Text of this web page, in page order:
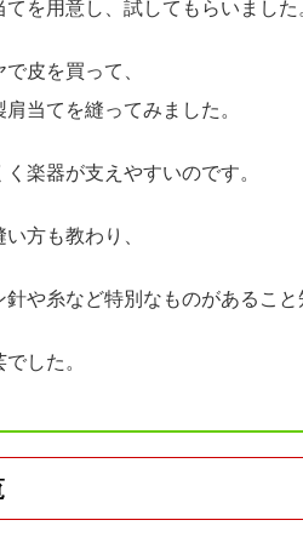
を用意し、試してもらいました
皮を買って、
肩当てを縫ってみました。
楽器が支えやすいのです。
方も教わり、
や糸など特別なものがあること
した。